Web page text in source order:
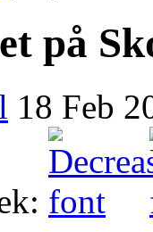
på
18 Feb